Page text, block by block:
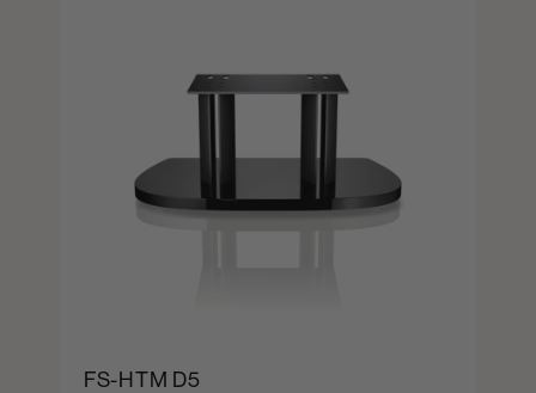
FS-HTM D5